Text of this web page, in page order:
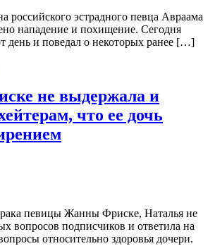
российского эстрадного певца Авраама
нападение и похищение. Сегодня
день и поведал о некоторых ранее […]
не выдержала и
что ее дочь
певицы Жанны Фриске, Наталья не
вопросов подписчиков и ответила на
относительно здоровья дочери.